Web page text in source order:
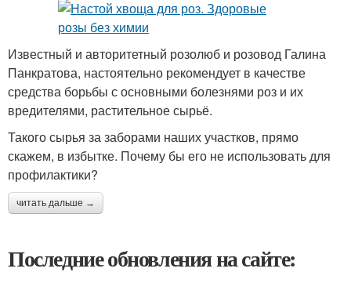
Известный и авторитетный розолюб и розовод Галина
Панкратова, настоятельно рекомендует в качестве
средства борьбы с основными болезнями роз и их
вредителями, растительное сырьё.
Такого сырья за заборами наших участков, прямо
скажем, в избытке. Почему бы его не использовать для
профилактики?
читать дальше →
Последние обновления на сайте: